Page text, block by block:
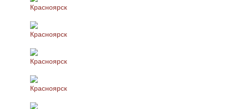
Красноярск
Красноярск
Красноярск
Красноярск